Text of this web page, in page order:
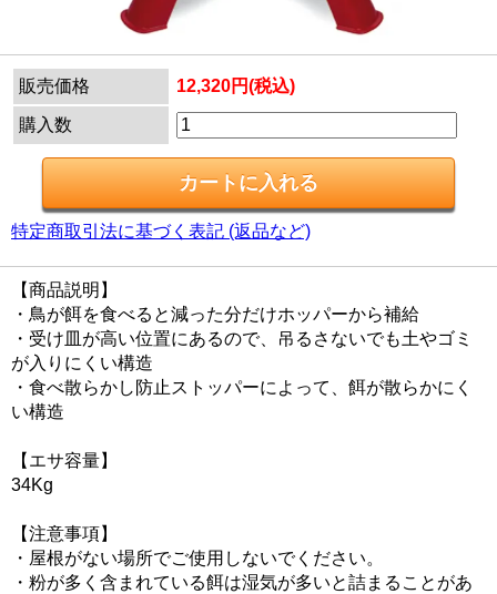
販売価格 12,320円(税込)
購入数
特定商取引法に基づく表記 (返品など)
【商品説明】
・鳥が餌を食べると減った分だけホッパーから補給
・受け皿が高い位置にあるので、吊るさないでも土やゴミ
が入りにくい構造
・食べ散らかし防止ストッパーによって、餌が散らかにく
い構造
【エサ容量】
34Kg
【注意事項】
・屋根がない場所でご使用しないでください。
・粉が多く含まれている餌は湿気が多いと詰まることがあ